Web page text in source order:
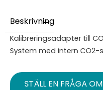
Beskrivning
Kalibreringsadapter till
System med intern CO2-
STÄLL EN FRÅGA